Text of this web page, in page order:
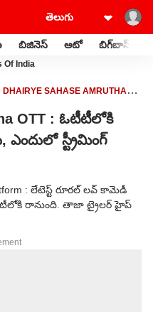
బిజినెస్ ఆటో బిగ్‌బాస్
Of India
DHAIRYE SAHASE AMRUTHA
OTT : ఓటీటీలోకి
ఎందులో స్ట్రీమింగ్
: లేటెస్ట్ రూరల్ లవ్ కామెడీ
రానుంది. తాజా ట్రైలర్ హైప్